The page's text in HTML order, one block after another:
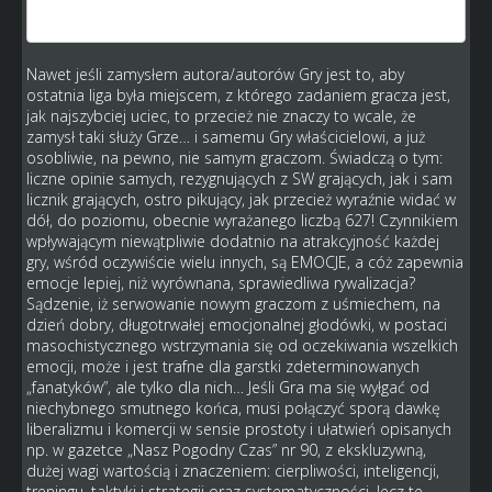
Nawet jeśli zamysłem autora/autorów Gry jest to, aby
ostatnia liga była miejscem, z którego zadaniem gracza jest,
jak najszybciej uciec, to przecież nie znaczy to wcale, że
zamysł taki służy Grze… i samemu Gry właścicielowi, a już
osobliwie, na pewno, nie samym graczom. Świadczą o tym:
liczne opinie samych, rezygnujących z SW grających, jak i sam
licznik grających, ostro pikujący, jak przecież wyraźnie widać w
dół, do poziomu, obecnie wyrażanego liczbą 627! Czynnikiem
wpływającym niewątpliwie dodatnio na atrakcyjność każdej
gry, wśród oczywiście wielu innych, są EMOCJE, a cóż zapewnia
emocje lepiej, niż wyrównana, sprawiedliwa rywalizacja?
Sądzenie, iż serwowanie nowym graczom z uśmiechem, na
dzień dobry, długotrwałej emocjonalnej głodówki, w postaci
masochistycznego wstrzymania się od oczekiwania wszelkich
emocji, może i jest trafne dla garstki zdeterminowanych
„fanatyków”, ale tylko dla nich… Jeśli Gra ma się wyłgać od
niechybnego smutnego końca, musi połączyć sporą dawkę
liberalizmu i komercji w sensie prostoty i ułatwień opisanych
np. w gazetce „Nasz Pogodny Czas” nr 90, z ekskluzywną,
dużej wagi wartością i znaczeniem: cierpliwości, inteligencji,